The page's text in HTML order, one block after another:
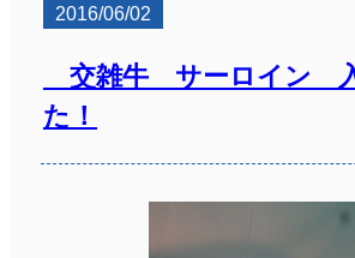
2016/06/02
交雑牛 サーロイン
た！